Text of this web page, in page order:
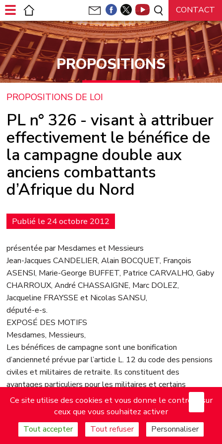
PROPOSITIONS
PROPOSITIONS DE LOI
PL n° 326 - visant à attribuer
effectivement le bénéfice de
la campagne double aux
anciens combattants
d’Afrique du Nord
Publié le 24 octobre 2012
présentée par Mesdames et Messieurs
Jean-Jacques CANDELIER, Alain BOCQUET, François
ASENSI, Marie-George BUFFET, Patrice CARVALHO, Gaby
CHARROUX, André CHASSAIGNE, Marc DOLEZ,
Jacqueline FRAYSSE et Nicolas SANSU,
député-e-s.
EXPOSÉ DES MOTIFS
Mesdames, Messieurs,
Les bénéfices de campagne sont une bonification
d’ancienneté prévue par l’article L. 12 du code des pensions
civiles et militaires de retraite. Ils constituent des
avantages particuliers pour les militaires et certains
fonctionnaires civils. L’attribution de la campagne double
signifie que chaque jour de service effectué compte pour
trois jours dans le calcul de la pension.
La loi n° 99-882 du 18 octobre 1999 a substitué à
Panneau de gestion des cookies
Ce site utilise des cookies et vous donne le contrôle sur
ceux que vous souhaitez activer
Tout accepter Tout refuser Personnaliser